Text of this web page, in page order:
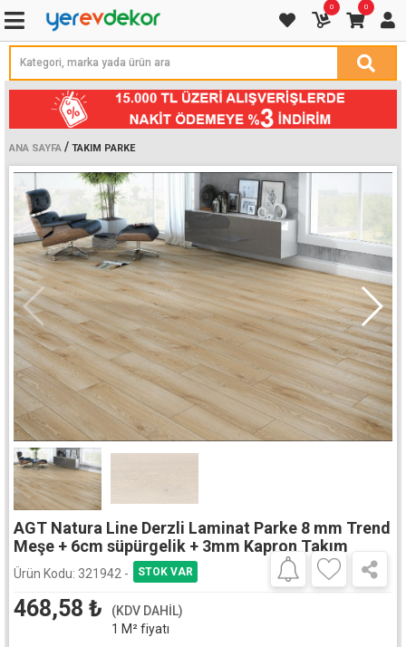
0 0
ANA SAYFA / TAKIM PARKE
AGT Natura Line Derzli Laminat Parke 8 mm Trend
Meşe + 6cm süpürgelik + 3mm Kapron Takım
Ürün Kodu: 321942 -
468,58 ₺
(KDV DAHİL)
1 M² fiyatı